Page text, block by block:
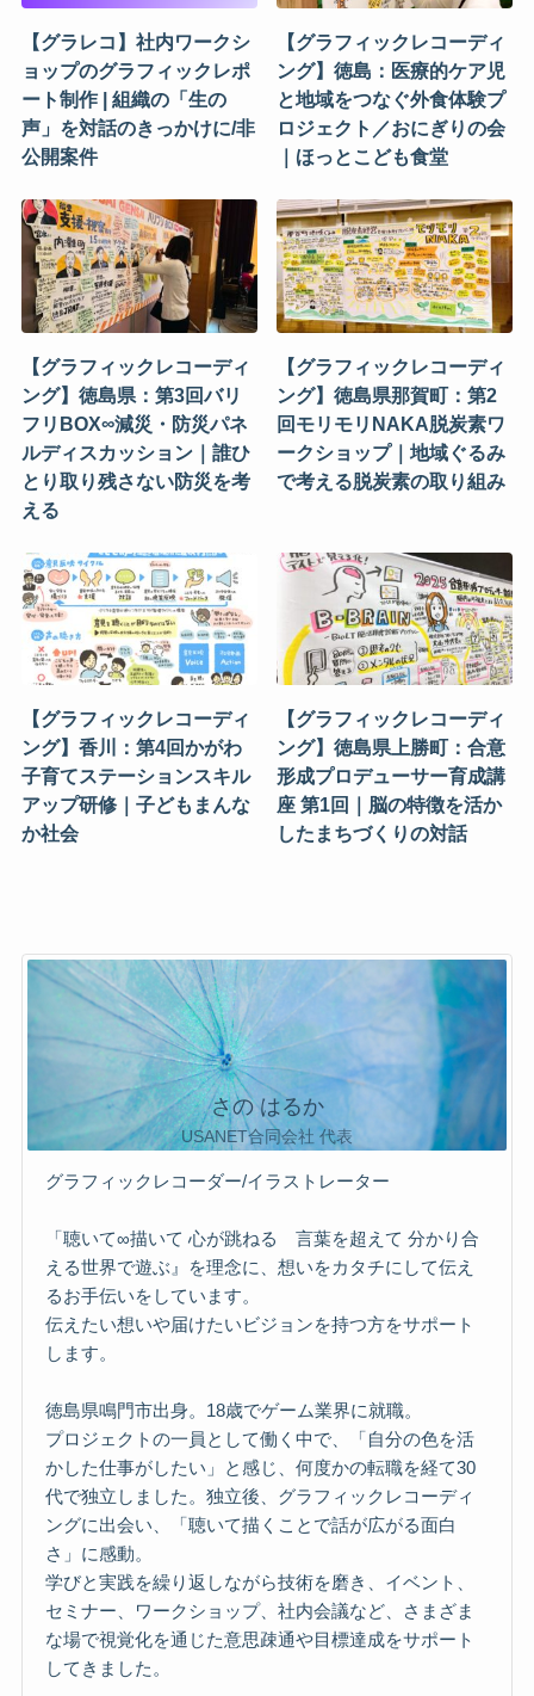
【グラレコ】社内ワークシ
ョップのグラフィックレポ
ート制作 | 組織の「生の
声」を対話のきっかけに/非
公開案件
【グラフィックレコーディ
ング】徳島：医療的ケア児
と地域をつなぐ外食体験プ
ロジェクト／おにぎりの会
｜ほっとこども食堂
【グラフィックレコーディ
ング】徳島県：第3回バリ
フリBOX∞減災・防災パネ
ルディスカッション｜誰ひ
とり取り残さない防災を考
える
【グラフィックレコーディ
ング】徳島県那賀町：第2
回モリモリNAKA脱炭素ワ
ークショップ｜地域ぐるみ
で考える脱炭素の取り組み
【グラフィックレコーディ
ング】香川：第4回かがわ
子育てステーションスキル
アップ研修｜子どもまんな
か社会
【グラフィックレコーディ
ング】徳島県上勝町：合意
形成プロデューサー育成講
座 第1回｜脳の特徴を活か
したまちづくりの対話
さの はるか
USANET合同会社 代表
グラフィックレコーダー/イラストレーター
「聴いて∞描いて 心が跳ねる 言葉を超えて 分かり合
える世界で遊ぶ』を理念に、想いをカタチにして伝え
るお手伝いをしています。
伝えたい想いや届けたいビジョンを持つ方をサポート
します。
徳島県鳴門市出身。18歳でゲーム業界に就職。
プロジェクトの一員として働く中で、「自分の色を活
かした仕事がしたい」と感じ、何度かの転職を経て30
代で独立しました。独立後、グラフィックレコーディ
ングに出会い、「聴いて描くことで話が広がる面白
さ」に感動。
学びと実践を繰り返しながら技術を磨き、イベント、
セミナー、ワークショップ、社内会議など、さまざま
な場で視覚化を通じた意思疎通や目標達成をサポート
してきました。